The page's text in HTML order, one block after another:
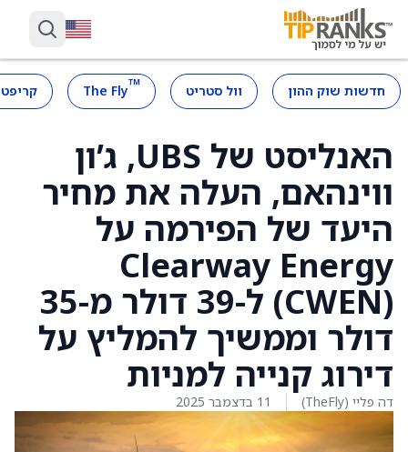
חדשות שוק ההון וול סטריט ™
The Fly
האנליסט של UBS, ג’ון
ווינהאם, העלה את מחיר
היעד של הפירמה על
Clearway Energy
(CWEN) ל-39 דולר מ-35
דולר וממשיך להמליץ על
דירוג קנייה למניות
דה פליי (TheFly) 11 בדצמבר 2025